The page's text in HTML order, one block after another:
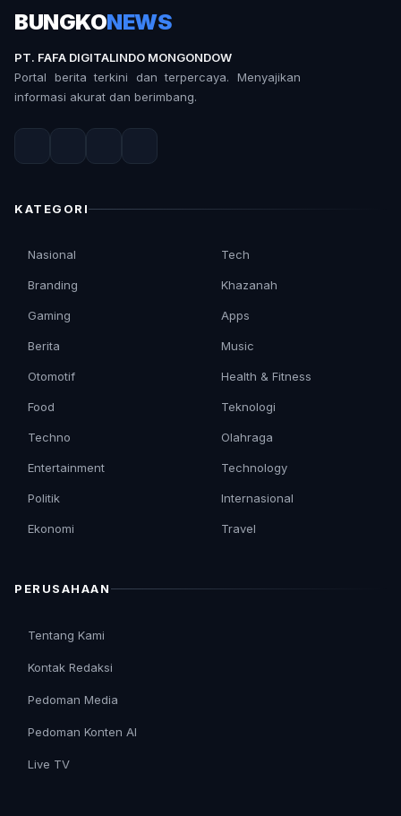
BUNGKONEWS
PT. FAFA DIGITALINDO MONGONDOW
Portal berita terkini dan terpercaya. Menyajikan
informasi akurat dan berimbang.
KATEGORI
Nasional
Branding
Gaming
Berita
Otomotif
Tech
Khazanah
Apps
Music
Health & Fitness
Food
Techno
Entertainment
Politik
Ekonomi
Teknologi
Olahraga
Technology
Internasional
Travel
PERUSAHAAN
Tentang Kami
Kontak Redaksi
Pedoman Media
Pedoman Konten AI
Live TV